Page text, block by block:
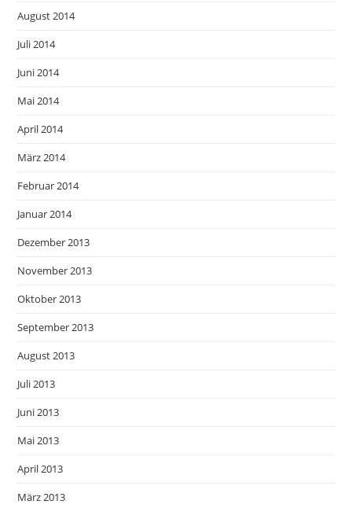
August 2014
Juli 2014
Juni 2014
Mai 2014
April 2014
März 2014
Februar 2014
Januar 2014
Dezember 2013
November 2013
Oktober 2013
September 2013
August 2013
Juli 2013
Juni 2013
Mai 2013
April 2013
März 2013